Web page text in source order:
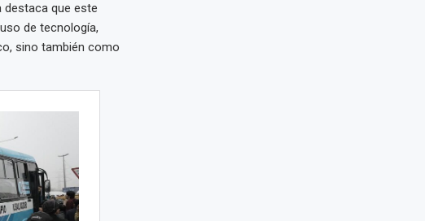
destaca que este
de tecnología,
sino también como